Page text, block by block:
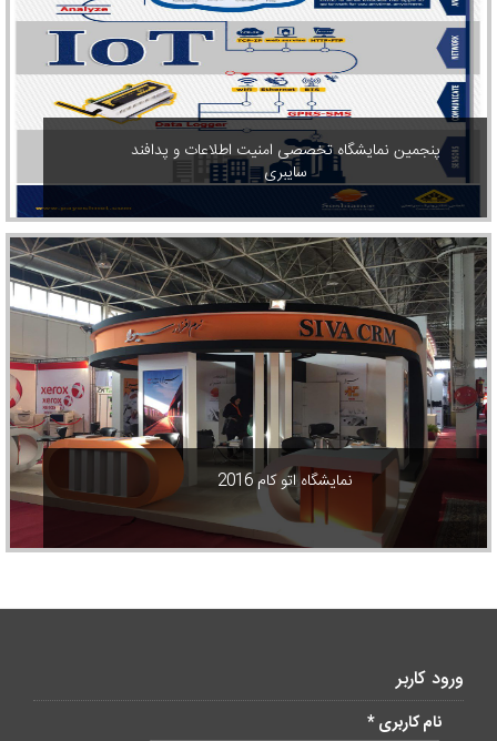
پنجمین نمایشگاه تخصصی امنیت اطلاعات و پدافند
سایبری
نمایشگاه اتو کام 2016
ورود کاربر
نام کاربری*